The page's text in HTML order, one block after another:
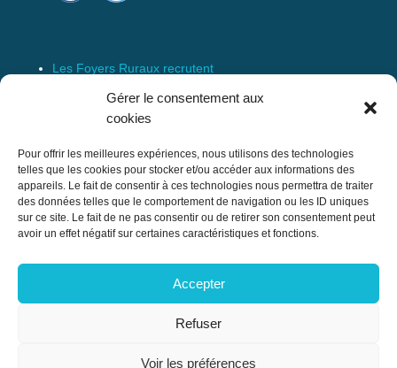
Gérer le consentement aux
cookies
Pour offrir les meilleures expériences, nous utilisons des technologies
telles que les cookies pour stocker et/ou accéder aux informations des
appareils. Le fait de consentir à ces technologies nous permettra de traiter
des données telles que le comportement de navigation ou les ID uniques
sur ce site. Le fait de ne pas consentir ou de retirer son consentement peut
avoir un effet négatif sur certaines caractéristiques et fonctions.
Accepter
Refuser
Voir les préférences
Les Foyers Ruraux recrutent
Connexion
Espace Membre
Confédération Nationale des Foyers Ruraux
& Associations de développement et
17 rue Navoiseau – 93100 MONTREUIL